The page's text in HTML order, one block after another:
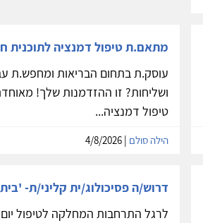
מתאם.ת טיפול דמנציה לתוכנית
עוסק.ת בתחום הבריאות ומחפש.ת
ושליחות? זו ההזדמנות שלך!
טיפול דמנציה...
הילה סולם | 4/8/2026
דרוש/ה פסיכולוג/ית קליני/ת-
לרגל התרחבות המחלקה לטיפול